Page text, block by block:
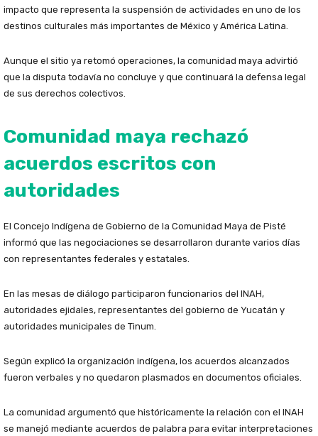
impacto que representa la suspensión de actividades en uno de los
destinos culturales más importantes de México y América Latina.
Aunque el sitio ya retomó operaciones, la comunidad maya advirtió
que la disputa todavía no concluye y que continuará la defensa legal
de sus derechos colectivos.
Comunidad maya rechazó
acuerdos escritos con
autoridades
El Concejo Indígena de Gobierno de la Comunidad Maya de Pisté
informó que las negociaciones se desarrollaron durante varios días
con representantes federales y estatales.
En las mesas de diálogo participaron funcionarios del INAH,
autoridades ejidales, representantes del gobierno de Yucatán y
autoridades municipales de Tinum.
Según explicó la organización indígena, los acuerdos alcanzados
fueron verbales y no quedaron plasmados en documentos oficiales.
La comunidad argumentó que históricamente la relación con el INAH
se manejó mediante acuerdos de palabra para evitar interpretaciones